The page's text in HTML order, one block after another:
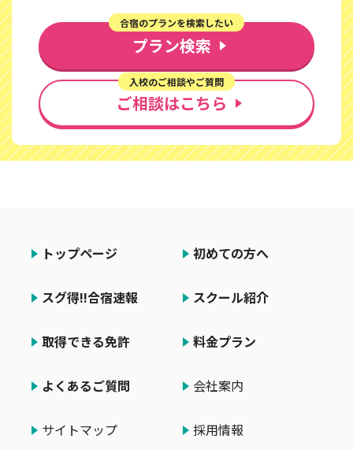
プラン検索
合宿のプランを検索したい
ご相談はこちら
入校のご相談やご質問
トップページ 初めての方へ
スグ得!!合宿速報 スクール紹介
取得できる免許 料金プラン
よくあるご質問 会社案内
サイトマップ 採用情報